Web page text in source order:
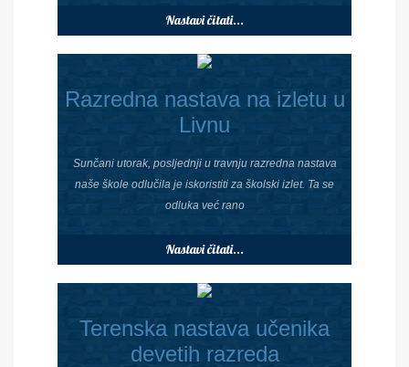
Nastavi čitati...
Razredna nastava na izletu u
Livnu
Sunčani utorak, posljednji u travnju razredna nastava
naše škole odlučila je iskoristiti za školski izlet. Ta se
odluka već rano
Nastavi čitati...
Terenska nastava učenika
devetih razreda